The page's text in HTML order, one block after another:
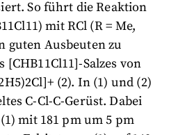
So führt die Reaktion
mit RCl (R = Me,
guten Ausbeuten zu
Salzes von
(2). In (1) und (2)
C-Cl-C-Gerüst. Dabei
mit 181 pm um 5 pm